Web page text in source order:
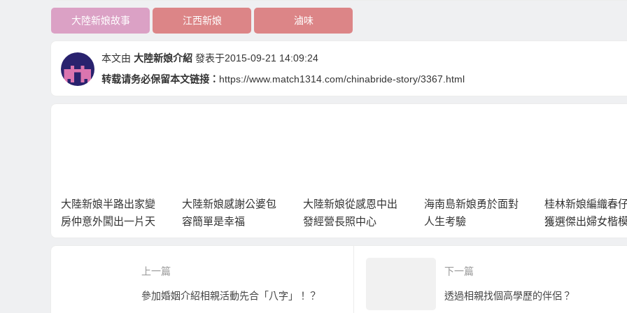
大陸新娘故事 江西新娘 滷味
本文由 大陸新娘介紹 發表于2015-09-21 14:09:24
转载请务必保留本文链接： https://www.match1314.com/chinabride-story/3367.html
大陸新娘半路出家變
房仲意外闖出一片天
大陸新娘感謝公婆包
容簡單是幸福
大陸新娘從感恩中出
發經營長照中心
海南島新娘勇於面對
人生考驗
桂林新娘編織春
獲選傑出婦女楷
上一篇
參加婚姻介紹相親活動先合「八字」！？
下一篇
透過相親找個高學歷的伴侶？